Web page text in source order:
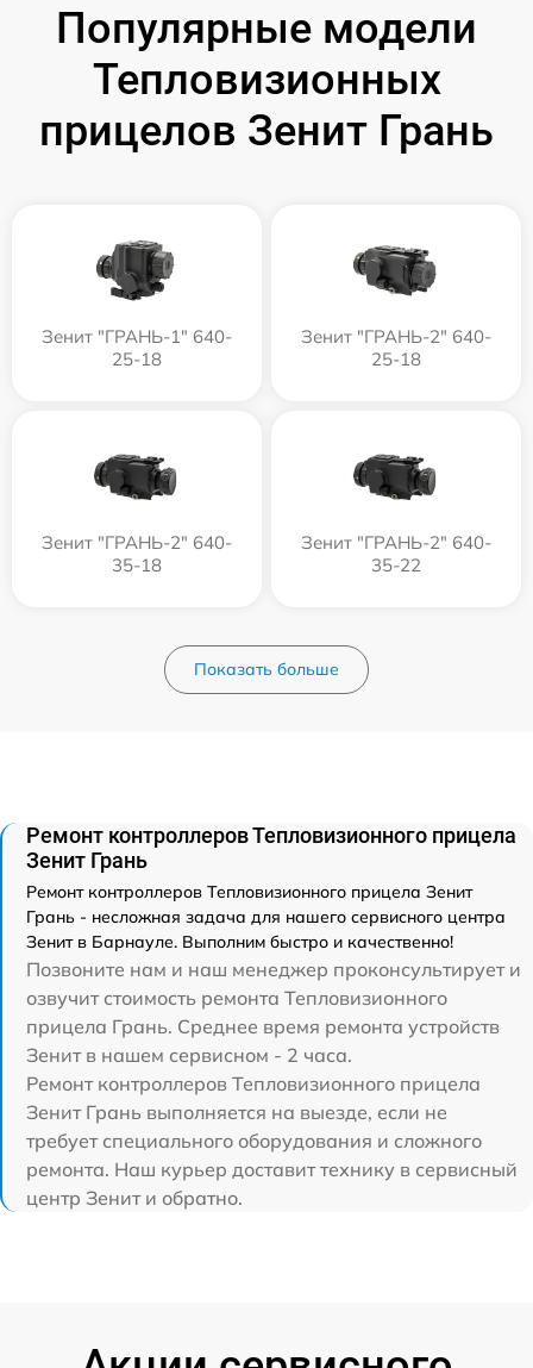
Популярные модели
Тепловизионных
прицелов Зенит Грань
Зенит "ГРАНЬ-1" 640-
25-18
Зенит "ГРАНЬ-2" 640-
25-18
Зенит "ГРАНЬ-2" 640-
35-18
Зенит "ГРАНЬ-2" 640-
35-22
Показать больше
Ремонт контроллеров Тепловизионного прицела
Зенит Грань
Ремонт контроллеров Тепловизионного прицела Зенит
Грань - несложная задача для нашего сервисного центра
Зенит в Барнауле. Выполним быстро и качественно!
Позвоните нам и наш менеджер проконсультирует и
озвучит стоимость ремонта Тепловизионного
прицела Грань. Среднее время ремонта устройств
Зенит в нашем сервисном - 2 часа.
Ремонт контроллеров Тепловизионного прицела
Зенит Грань выполняется на выезде, если не
требует специального оборудования и сложного
ремонта. Наш курьер доставит технику в сервисный
центр Зенит и обратно.